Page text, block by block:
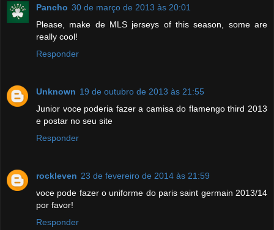
Pancho 30 de março de 2013 às 20:01
Please, make de MLS jerseys of this season, some are
really cool!
Responder
Unknown 19 de outubro de 2013 às 21:55
Junior voce poderia fazer a camisa do flamengo third 2013
e postar no seu site
Responder
rockleven 23 de fevereiro de 2014 às 21:59
voce pode fazer o uniforme do paris saint germain 2013/14
por favor!
Responder